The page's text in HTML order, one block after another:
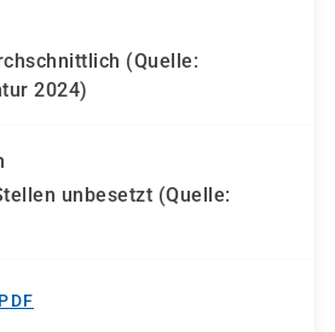
(Quelle:
2024)
unbesetzt (Quelle: